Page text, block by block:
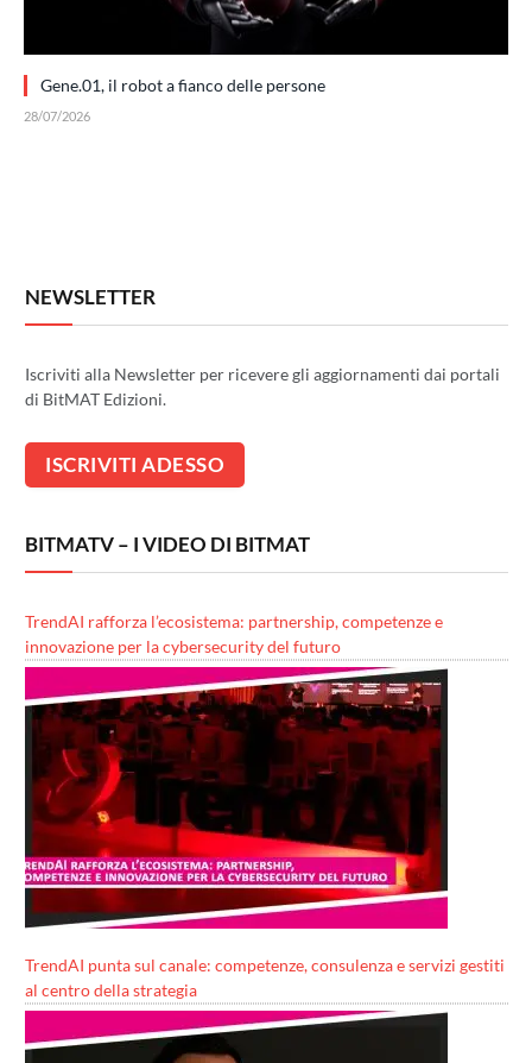
Gene.01, il robot a fianco delle persone
28/07/2026
NEWSLETTER
Iscriviti alla Newsletter per ricevere gli aggiornamenti dai portali
di BitMAT Edizioni.
BITMATV – I VIDEO DI BITMAT
TrendAI rafforza l’ecosistema: partnership, competenze e
innovazione per la cybersecurity del futuro
TrendAI punta sul canale: competenze, consulenza e servizi gestiti
al centro della strategia